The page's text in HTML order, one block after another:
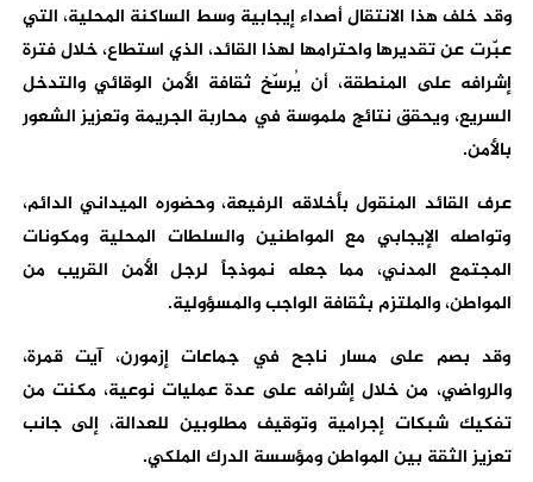
وقد خلف هذا الانتقال أصداء إيجابية وسط الساكنة المحلية، التي
عبّرت عن تقديرها واحترامها لهذا القائد، الذي استطاع، خلال فترة
إشرافه على المنطقة، أن يُرسّخ ثقافة الأمن الوقائي والتدخل
السريع، ويحقق نتائج ملموسة في محاربة الجريمة وتعزيز الشعور
بالأمن.
عرف القائد المنقول بأخلاقه الرفيعة، وحضوره الميداني الدائم،
وتواصله الإيجابي مع المواطنين والسلطات المحلية ومكونات
المجتمع المدني، مما جعله نموذجاً لرجل الأمن القريب من
المواطن، والملتزم بثقافة الواجب والمسؤولية.
وقد بصم على مسار ناجح في جماعات إزمورن، آيت قمرة،
والرواضي، من خلال إشرافه على عدة عمليات نوعية، مكنت من
تفكيك شبكات إجرامية وتوقيف مطلوبين للعدالة، إلى جانب
تعزيز الثقة بين المواطن ومؤسسة الدرك الملكي.